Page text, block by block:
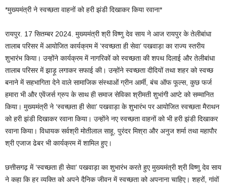
*मुख्यमंत्री ने स्वच्छता वाहनों को हरी झंडी दिखाकर किया रवाना*
रायपुर. 17 सितम्बर 2024. मुख्यमंत्री श्री विष्णु देव साय ने आज रायपुर के तेलीबांधा
तालाब परिसर में आयोजित कार्यक्रम में ‘स्वच्छता ही सेवा’ पखवाड़ा का राज्य स्तरीय
शुभारंभ किया। उन्होंने कार्यक्रम में नागरिकों को स्वच्छता की शपथ दिलाई और तेलीबांधा
तालाब परिसर में झाड़ू लगाकर सफाई की। उन्होंने स्वच्छता दीदियों तथा शहर को स्वच्छ
बनाने में सहभागिता देने वाले सामाजिक संस्थाओं ग्रीन आर्मी, बंच ऑफ फूल्स, कुछ फर्ज
हमारा भी और एवेंजर्स ग्रुप के साथ ही समाज सेविका श्रीमती शुभांगी आप्टे को सम्मानित
किया। मुख्यमंत्री ने ‘स्वच्छता ही सेवा’ पखवाड़ा के शुभारंभ पर आयोजित स्वच्छता मैराथन
को हरी झंडी दिखाकर रवाना किया। उन्होंने नए स्वच्छता वाहनों को भी हरी झंडी दिखाकर
रवाना किया। विधायक सर्वश्री मोतीलाल साहू, पुरंदर मिश्रा और अनुज शर्मा तथा महापौर
श्री एजाज ढेबर भी कार्यक्रम में शामिल हुए।
छत्तीसगढ़ में ‘स्वच्छता ही सेवा’ पखवाड़ा का शुभारंभ करते हुए मुख्यमंत्री श्री विष्णु देव साय
ने कहा कि हर व्यक्ति को अपने दैनिक जीवन में स्वच्छता को अपनाना चाहिए। शहरों, गांवों